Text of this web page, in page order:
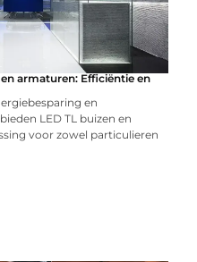
armaturen: Efficiëntie en
en
LED TL buizen en
voor zowel particulieren